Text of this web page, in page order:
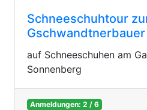
Schneeschuhtour
Gschwandtnerbauer
auf Schneeschuhen am
Sonnenberg
Anmeldungen: 2 / 6